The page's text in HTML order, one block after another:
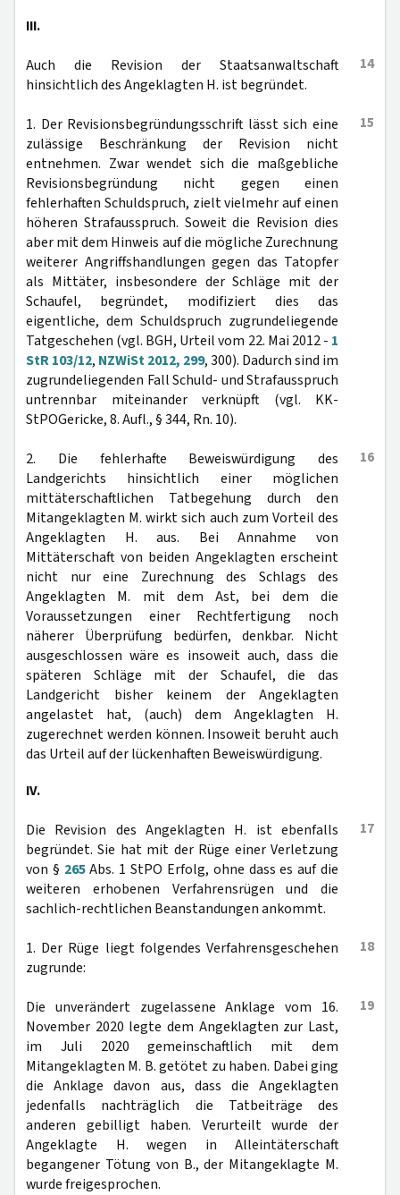
III.
14
Auch die Revision der Staatsanwaltschaft
hinsichtlich des Angeklagten H. ist begründet.
15
1. Der Revisionsbegründungsschrift lässt sich eine
zulässige Beschränkung der Revision nicht
entnehmen. Zwar wendet sich die maßgebliche
Revisionsbegründung nicht gegen einen
fehlerhaften Schuldspruch, zielt vielmehr auf einen
höheren Strafausspruch. Soweit die Revision dies
aber mit dem Hinweis auf die mögliche Zurechnung
weiterer Angriffshandlungen gegen das Tatopfer
als Mittäter, insbesondere der Schläge mit der
Schaufel, begründet, modifiziert dies das
eigentliche, dem Schuldspruch zugrundeliegende
Tatgeschehen (vgl. BGH, Urteil vom 22. Mai 2012 - 1
StR 103/12, NZWiSt 2012, 299, 300). Dadurch sind im
zugrundeliegenden Fall Schuld- und Strafausspruch
untrennbar miteinander verknüpft (vgl. KK-
StPOGericke, 8. Aufl., § 344, Rn. 10).
16
2. Die fehlerhafte Beweiswürdigung des
Landgerichts hinsichtlich einer möglichen
mittäterschaftlichen Tatbegehung durch den
Mitangeklagten M. wirkt sich auch zum Vorteil des
Angeklagten H. aus. Bei Annahme von
Mittäterschaft von beiden Angeklagten erscheint
nicht nur eine Zurechnung des Schlags des
Angeklagten M. mit dem Ast, bei dem die
Voraussetzungen einer Rechtfertigung noch
näherer Überprüfung bedürfen, denkbar. Nicht
ausgeschlossen wäre es insoweit auch, dass die
späteren Schläge mit der Schaufel, die das
Landgericht bisher keinem der Angeklagten
angelastet hat, (auch) dem Angeklagten H.
zugerechnet werden können. Insoweit beruht auch
das Urteil auf der lückenhaften Beweiswürdigung.
IV.
17
Die Revision des Angeklagten H. ist ebenfalls
begründet. Sie hat mit der Rüge einer Verletzung
von § 265Abs. 1 StPO Erfolg, ohne dass es auf die
weiteren erhobenen Verfahrensrügen und die
sachlich-rechtlichen Beanstandungen ankommt.
18
1. Der Rüge liegt folgendes Verfahrensgeschehen
zugrunde:
19
Die unverändert zugelassene Anklage vom 16.
November 2020 legte dem Angeklagten zur Last,
im Juli 2020 gemeinschaftlich mit dem
Mitangeklagten M. B. getötet zu haben. Dabei ging
die Anklage davon aus, dass die Angeklagten
jedenfalls nachträglich die Tatbeiträge des
anderen gebilligt haben. Verurteilt wurde der
Angeklagte H. wegen in Alleintäterschaft
begangener Tötung von B., der Mitangeklagte M.
wurde freigesprochen.